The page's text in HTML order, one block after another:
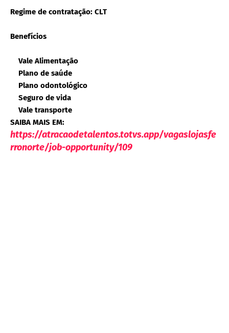
Regime de contratação: CLT
Benefícios
Vale Alimentação
Plano de saúde
Plano odontológico
Seguro de vida
Vale transporte
SAIBA MAIS EM:
https://atracaodetalentos.totvs.app/vagaslojasfe
rronorte/job-opportunity/109